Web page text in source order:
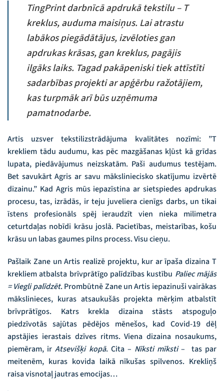
TingPrintdarbnīcā apdrukā tekstilu – T
kreklus, auduma maisiņus. Lai atrastu
labākos piegādātājus, izvēloties gan
apdrukas krāsas, gan kreklus, pagājis
ilgāks laiks. Tagad pakāpeniski tiek attīstīti
sadarbības projekti ar apģērbu ražotājiem,
kas turpmāk arī būs uzņēmuma
pamatnodarbe.
Artis uzsver tekstilizstrādājuma kvalitātes nozīmi: ”T
krekliem tādu audumu, kas pēc mazgāšanas kļūst kā grīdas
lupata, piedāvājumus neizskatām. Paši audumus testējam.
Bet savukārt Agris ar savu māksliniecisko skatījumu izvērtē
dizainu.” Kad Agris mūs iepazīstina ar sietspiedes apdrukas
procesu, tas, izrādās, ir teju juveliera cienīgs darbs, un tikai
īstens profesionāls spēj ieraudzīt vien nieka milimetra
ceturtdaļas nobīdi krāsu joslā. Pacietības, meistarības, košu
krāsu un labas gaumes pilns process. Visu cieņu.
Pašlaik Zane un Artis realizē projektu, kur ar īpaša dizaina T
krekliem atbalsta brīvprātīgo palīdzības kustību Paliec mājās
= Viegli palīdzēt. Prombūtnē Zane un Artis iepazinuši vairākas
mākslinieces, kuras atsaukušās projekta mērķim atbalstīt
brīvprātīgos. Katrs krekla dizaina stāsts atspoguļo
piedzīvotās sajūtas pēdējos mēnešos, kad Covid-19 dēļ
apstājies ierastais dzīves ritms. Viena dizaina nosaukums,
piemēram, irAtsevišķi kopā. Cita – Nīksti mīksti– tas par
meitenēm, kuras kovida laikā nīkušas spilvenos. Krekliņš
raisa visnotaļ jautras emocijas…